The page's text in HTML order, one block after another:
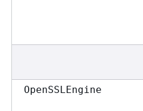
OpenSSLEngine